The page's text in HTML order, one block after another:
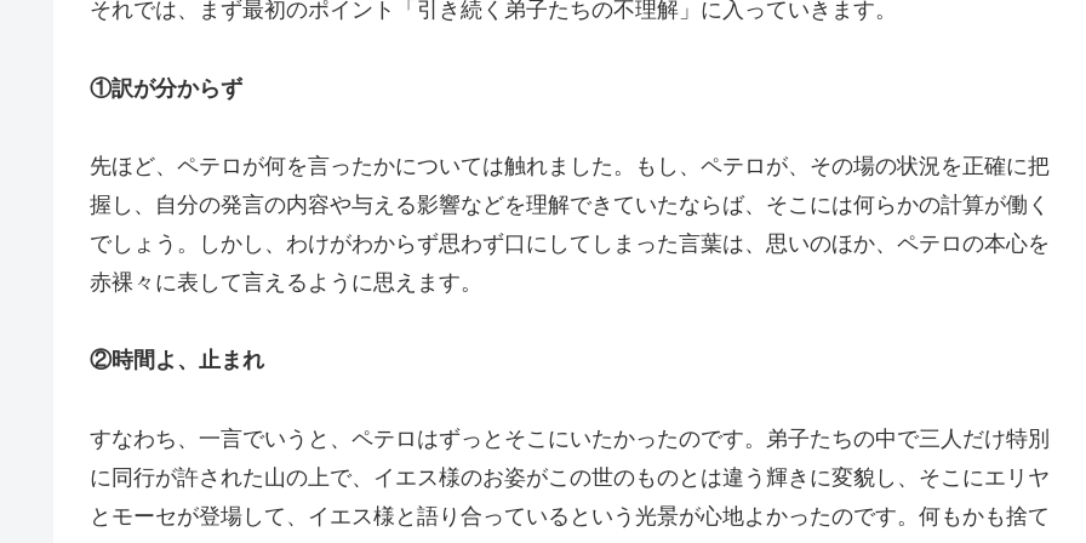
それでは、まず最初のポイント「引き続く弟子たちの不理解」に入っていきます。
①訳が分からず
先ほど、ペテロが何を言ったかについては触れました。もし、ペテロが、その場の状況を正確に把
握し、自分の発言の内容や与える影響などを理解できていたならば、そこには何らかの計算が働く
でしょう。しかし、わけがわからず思わず口にしてしまった言葉は、思いのほか、ペテロの本心を
赤裸々に表して言えるように思えます。
②時間よ、止まれ
すなわち、一言でいうと、ペテロはずっとそこにいたかったのです。弟子たちの中で三人だけ特別
に同行が許された山の上で、イエス様のお姿がこの世のものとは違う輝きに変貌し、そこにエリヤ
とモーセが登場して、イエス様と語り合っているという光景が心地よかったのです。何もかも捨て